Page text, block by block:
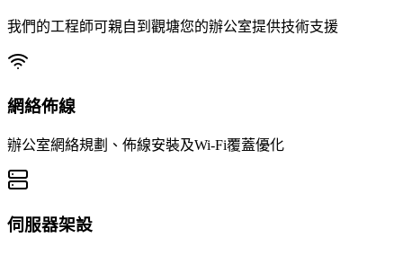
我們的工程師可親自到觀塘您的辦公室提供技術支援
網絡佈線
辦公室網絡規劃、佈線安裝及Wi-Fi覆蓋優化
伺服器架設